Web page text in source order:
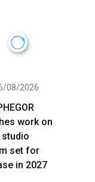
08/2026
work on
studio
set for
in 2027